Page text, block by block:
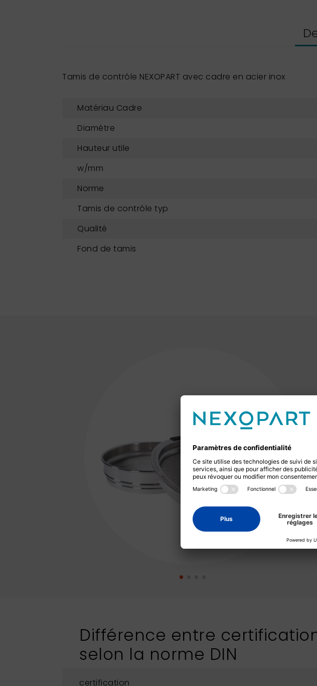
Tamis de contrôle NEXOPART avec cadre en acier inox
Matériau Cadre
Diamètre
Hauteur utile
w/mm
Norme
Tamis de contrôle typ
Qualité
Fond de tamis
Différence entre
selon la norme DIN
certification